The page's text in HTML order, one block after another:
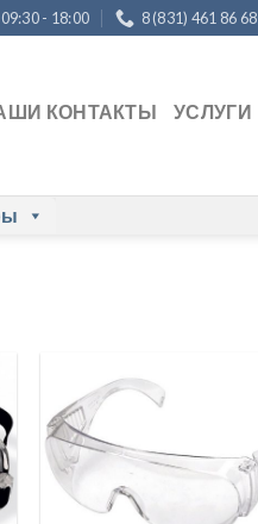
09:30 - 18:00 8 (831) 461 86 68
КОНТАКТЫ УСЛУГИ